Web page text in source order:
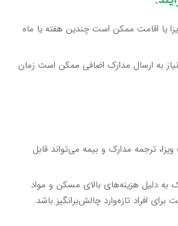
یا اقامت ممکن است چندین هفته یا ماه
به ارسال مدارک اضافی ممکن است زمان
ترجمه مدارک و بیمه می‌تواند قابل
به دلیل هزینه‌های بالای مسکن و مواد
افراد تازه‌وارد چالش‌برانگیز باشد.